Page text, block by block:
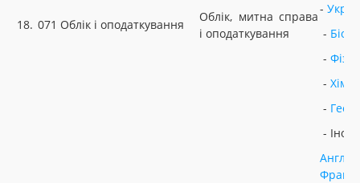
18. 071 Облік і оподаткування
Облік, митна справа
і оподаткування
-
-
-
- Хімія
-
-